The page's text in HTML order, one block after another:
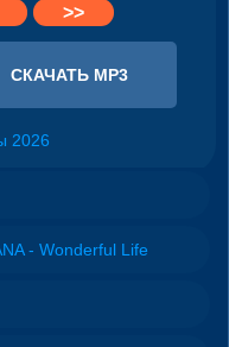
>>
СКАЧАТЬ MP3
2026
- Wonderful Life